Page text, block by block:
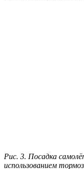
Рис. 3. Посадка
использованием